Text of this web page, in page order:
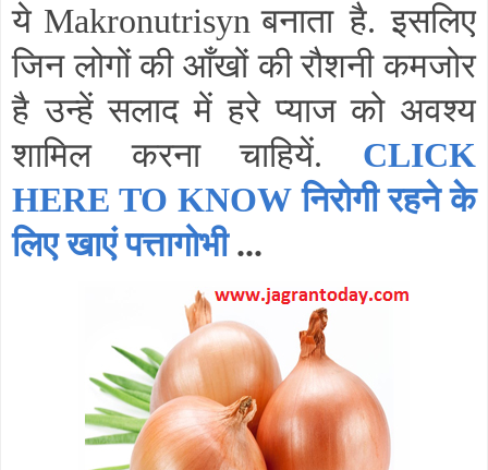
ये Makronutrisyn बनाता है. इसलिए
जिन लोगों की आँखों की रौशनी कमजोर
है उन्हें सलाद में हरे प्याज को अवश्य
शामिल करना चाहियें. CLICK
HERE TO KNOW निरोगी रहने के
लिए खाएं पत्तागोभी...